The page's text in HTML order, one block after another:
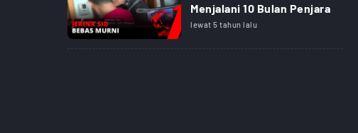
Menjalani 10 Bulan Penjara
lewat 5 tahun lalu